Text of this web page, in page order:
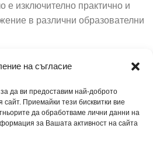
на съгласие
за да ви предоставим най-доброто
Приемайки тези бисквитки вие
да обработваме лични данни на
за Вашата активност на сайта
е изключително практично и
в различни образователни
език, който улеснява
на материала.
и кабинети:Прекрасен
превръща училищната
и приветлива.